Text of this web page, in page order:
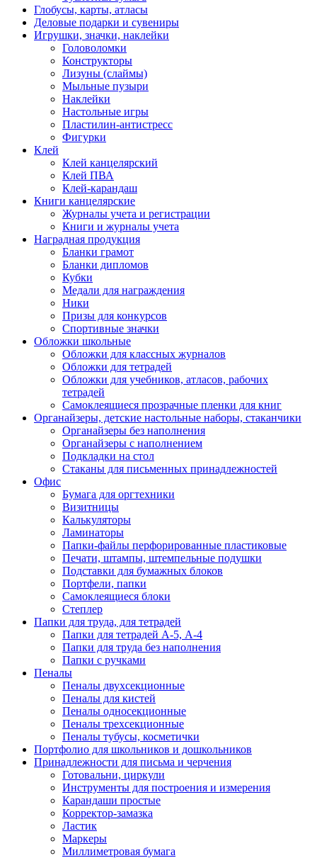
Глобусы, карты, атласы
Деловые подарки и сувениры
Игрушки, значки, наклейки
Головоломки
Конструкторы
Лизуны (слаймы)
Мыльные пузыри
Наклейки
Настольные игры
Пластилин-антистресс
Фигурки
Клей
Клей канцелярский
Клей ПВА
Клей-карандаш
Книги канцелярские
Журналы учета и регистрации
Книги и журналы учета
Наградная продукция
Бланки грамот
Бланки дипломов
Кубки
Медали для награждения
Ники
Призы для конкурсов
Спортивные значки
Обложки школьные
Обложки для классных журналов
Обложки для тетрадей
Обложки для учебников, атласов, рабочих
тетрадей
Самоклеящиеся прозрачные пленки для книг
Органайзеры, детские настольные наборы, стаканчики
Органайзеры без наполнения
Органайзеры с наполнением
Подкладки на стол
Стаканы для письменных принадлежностей
Офис
Бумага для оргтехники
Визитницы
Калькуляторы
Ламинаторы
Папки-файлы перфорированные пластиковые
Печати, штампы, штемпельные подушки
Подставки для бумажных блоков
Портфели, папки
Самоклеящиеся блоки
Степлер
Папки для труда, для тетрадей
Папки для тетрадей А-5, А-4
Папки для труда без наполнения
Папки с ручками
Пеналы
Пеналы двухсекционные
Пеналы для кистей
Пеналы односекционные
Пеналы трехсекционные
Пеналы тубусы, косметички
Портфолио для школьников и дошкольников
Принадлежности для письма и черчения
Готовальни, циркули
Инструменты для построения и измерения
Карандаши простые
Корректор-замазка
Ластик
Маркеры
Миллиметровая бумага